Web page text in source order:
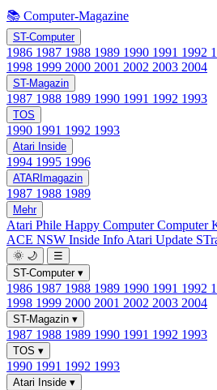
📚 Computer-Magazine
ST-Computer
1986 1987 1988 1989 1990 1991 1992
1998 1999 2000 2001 2002 2003 2004
ST-Magazin
1987 1988 1989 1990 1991 1992 1993
TOS
1990 1991 1992 1993
Atari Inside
1994 1995 1996
ATARImagazin
1987 1988 1989
Mehr
Atari Phile Happy ComputerComputer
ACE NSW Inside Info Atari Update
🌞 🌙
☰
ST-Computer ▾
1986 1987 1988 1989 1990 1991 1992
1998 1999 2000 2001 2002 2003 2004
ST-Magazin ▾
1987 1988 1989 1990 1991 1992 1993
TOS ▾
1990 1991 1992 1993
Atari Inside ▾